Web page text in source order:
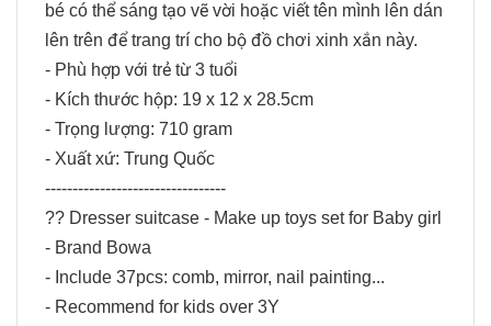
bé có thể sáng tạo vẽ vời hoặc viết tên mình lên dán
lên trên để trang trí cho bộ đồ chơi xinh xắn này.
- Phù hợp với trẻ từ 3 tuổi
- Kích thước hộp: 19 x 12 x 28.5cm
- Trọng lượng: 710 gram
- Xuất xứ: Trung Quốc
---------------------------------
?? Dresser suitcase - Make up toys set for Baby girl
- Brand Bowa
- Include 37pcs: comb, mirror, nail painting...
- Recommend for kids over 3Y